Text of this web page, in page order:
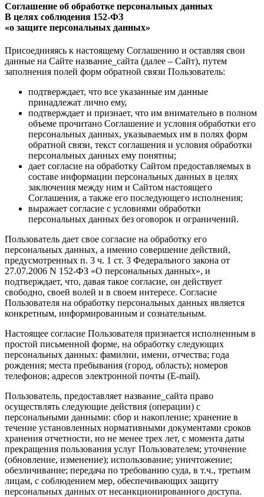
Соглашение об обработке персональных данных
В целях соблюдения 152-ФЗ
«о защите персональных данных»
Присоединяясь к настоящему Соглашению и оставляя свои
данные на Сайте название_сайта (далее – Сайт), путем
заполнения полей форм обратной связи Пользователь:
подтверждает, что все указанные им данные
принадлежат лично ему,
подтверждает и признает, что им внимательно в полном
объеме прочитано Соглашение и условия обработки его
персональных данных, указываемых им в полях форм
обратной связи, текст соглашения и условия обработки
персональных данных ему понятны;
дает согласие на обработку Сайтом предоставляемых в
составе информации персональных данных в целях
заключения между ним и Сайтом настоящего
Соглашения, а также его последующего исполнения;
выражает согласие с условиями обработки
персональных данных без оговорок и ограничений.
Пользователь дает свое согласие на обработку его
персональных данных, а именно совершение действий,
предусмотренных п. 3 ч. 1 ст. 3 Федерального закона от
27.07.2006 N 152-ФЗ «О персональных данных», и
подтверждает, что, давая такое согласие, он действует
свободно, своей волей и в своем интересе. Согласие
Пользователя на обработку персональных данных является
конкретным, информированным и сознательным.
Настоящее согласие Пользователя признается исполненным в
простой письменной форме, на обработку следующих
персональных данных: фамилии, имени, отчества; года
рождения; места пребывания (город, область); номеров
телефонов; адресов электронной почты (E-mail).
Пользователь, предоставляет название_сайта право
осуществлять следующие действия (операции) с
персональными данными: сбор и накопление; хранение в
течение установленных нормативными документами сроков
хранения отчетности, но не менее трех лет, с момента даты
прекращения пользования услуг Пользователем; уточнение
(обновление, изменение); использование; уничтожение;
обезличивание; передача по требованию суда, в т.ч., третьим
лицам, с соблюдением мер, обеспечивающих защиту
персональных данных от несанкционированного доступа.